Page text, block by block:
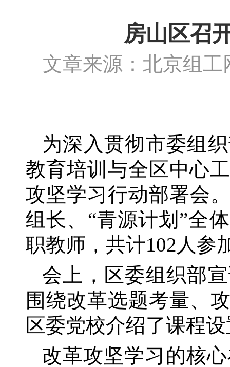
房山区召
文章来源：北京
为深入贯彻市委组
教育培训与全区中心
攻坚学习行动部署会
组长、“青源计划”全
职教师，共计102人参
会上，区委组织部
围绕改革选题考量、
区委党校介绍了课程
改革攻坚学习的核